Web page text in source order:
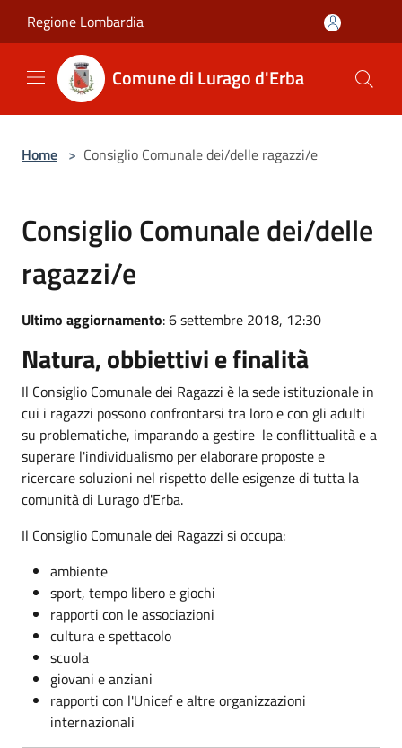
Regione Lombardia
Comune di Lurago d'Erba
Home > Consiglio Comunale dei/delle ragazzi/e
Consiglio Comunale dei/delle
ragazzi/e
Ultimo aggiornamento: 6 settembre 2018, 12:30
Natura, obbiettivi e finalità
Il Consiglio Comunale dei Ragazzi è la sede istituzionale in
cui i ragazzi possono confrontarsi tra loro e con gli adulti
su problematiche, imparando a gestire le conflittualità e a
superare l'individualismo per elaborare proposte e
ricercare soluzioni nel rispetto delle esigenze di tutta la
comunità di Lurago d'Erba.
Il Consiglio Comunale dei Ragazzi si occupa:
ambiente
sport, tempo libero e giochi
rapporti con le associazioni
cultura e spettacolo
scuola
giovani e anziani
rapporti con l'Unicef e altre organizzazioni
internazionali